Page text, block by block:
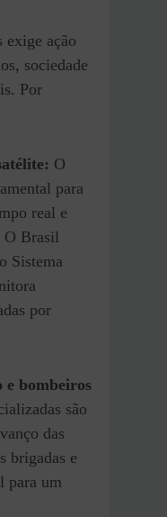
exige ação
sociedade
Por
O
para
real e
O Brasil
Sistema
por
e bombeiros
são
das
brigadas e
para um